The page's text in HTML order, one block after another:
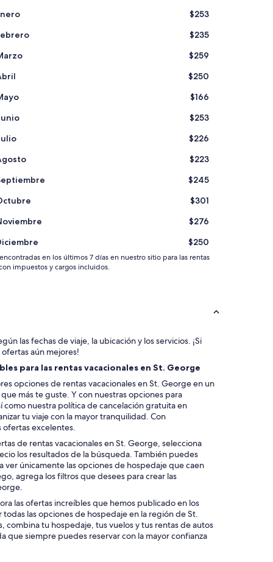
$253
$235
$259
$250
$166
$253
$226
$223
$245
$301
$276
$250
en los últimos 7 días en nuestro sitio para las rentas
impuestos y cargos incluidos.
las fechas de viaje, la ubicación y los servicios. ¡Si
aún mejores!
para las rentas vacacionales en St. George
opciones de rentas vacacionales en St. George en un
más te guste. Y con nuestras opciones para
como nuestra política de cancelación gratuita en
tu viaje con la mayor tranquilidad. Con
ofertas excelentes.
de rentas vacacionales en St. George, selecciona
los resultados de la búsqueda. También puedes
únicamente las opciones de hospedaje que caen
agrega los filtros que desees para crear las
las ofertas increíbles que hemos publicado en los
todas las opciones de hospedaje en la región de St.
combina tu hospedaje, tus vuelos y tus rentas de autos
que siempre puedes reservar con la mayor confianza